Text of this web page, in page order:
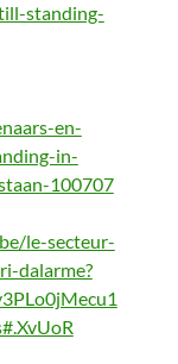
standing-
en-
in-
100707
le-secteur-
dalarme?